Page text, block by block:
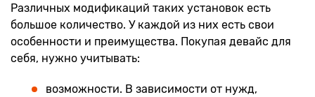
Различных модификаций таких установок есть
большое количество. У каждой из них есть свои
особенности и преимущества. Покупая девайс для
себя, нужно учитывать:
возможности. В зависимости от нужд,